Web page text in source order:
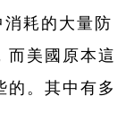
耗的大量防
而美國原本這
的。其中有多